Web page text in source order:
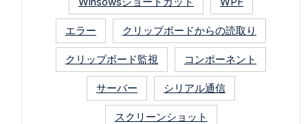
エラー クリップボードからの読取り
クリップボード監視 コンポーネント
サーバー シリアル通信
スクリーンショット